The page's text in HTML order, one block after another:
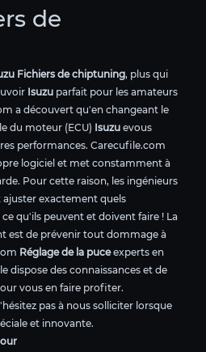
de
Fichiers de chiptuning, plus qui
Isuzu parfait pour les amateurs
a découvert qu'en changeant le
du moteur (ECU) Isuzu evous
performances. Carecufile.com
logiciel et met constamment à
Pour cette raison, les ingénieurs
exactement quels
qu'ils peuvent et doivent faire ! La
est de prévenir tout dommage à
Réglage de la puceexperts en
dispose des connaissances et de
vous en faire profiter.
pas à nous solliciter lorsque
et innovante.